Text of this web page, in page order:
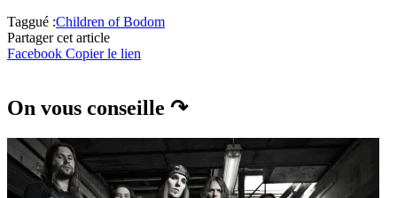
Taggué :Children of Bodom
Partager cet article
Facebook Copier le lien
On vous conseille ↷